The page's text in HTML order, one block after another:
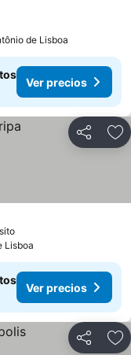
de Lisboa
Ver precios
Compartir
Ver precios
Lisboa
Ver precios
Compartir